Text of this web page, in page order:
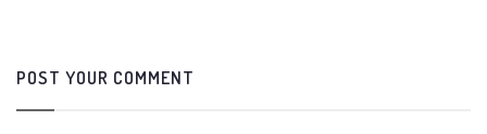
POST YOUR COMMENT